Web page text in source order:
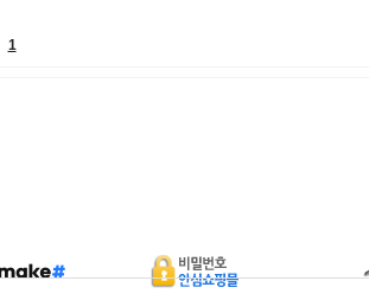
1